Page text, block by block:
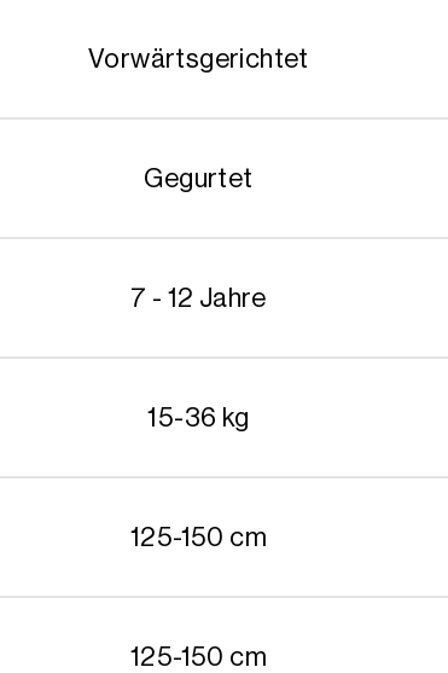
Vorwärtsgerichtet
Gegurtet
7 - 12 Jahre
15-36 kg
125-150 cm
125-150 cm